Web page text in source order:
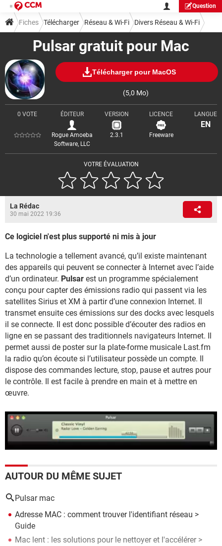
Question
Pulsar gratuit pour Mac
Télécharger pour MacOS
(5,0 Mo)
VOTRE ÉVALUATION
0 VOTE ÉDITEUR
Rogue Amoeba
Software, LLC
VERSION
2.3.1
LICENCE
Freeware
LANGUE
EN
Fiches Télécharger Réseau & Wi-Fi Divers Réseau & Wi-Fi
La Rédac
30 mai 2022 19:36
Ce logiciel n'est plus supporté ni mis à jour
La technologie a tellement avancé, qu’il existe maintenant
des appareils qui peuvent se connecter à Internet avec l’aide
d’un ordinateur. Pulsar est un programme spécialement
conçu pour capter des émissions radio qui passent via les
satellites Sirius et XM à partir d’une connexion Internet. Il
transmet ensuite ces émissions sur des docks avec lesquels
il se connecte. Il est donc possible d’écouter des radios en
ligne en se passant des traditionnels navigateurs Internet. Il
permet aussi de poster sur la plate-forme musicale Last.fm
la radio qu’on écoute si l’utilisateur possède un compte. Il
dispose des commandes lecture, stop, pause et autres pour
le contrôle. Il est facile à prendre en main et à mettre en
œuvre.
AUTOUR DU MÊME SUJET
Pulsar mac
Adresse MAC : comment trouver l'identifiant réseau >
Guide
Mac lent : les solutions pour le nettoyer et l'accélérer>